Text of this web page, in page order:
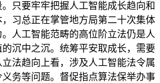
只要牢牢把握人工智能成长趋向和
习总正在掌管地方局第二十次集体
人工智能范畴的高位阶立法仍是人
沉中之沉。统筹平安取成长，需要
法趋向上看，涉及人工智能法令属
务等问题。督促指点算法保举办事